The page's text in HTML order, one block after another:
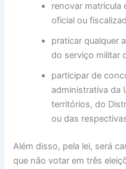
renovar matrícula
oficial ou
praticar qualquer
do serviço militar
participar de
administrativa da
territórios, do
ou das
Além disso, pela lei, será
que não votar em três